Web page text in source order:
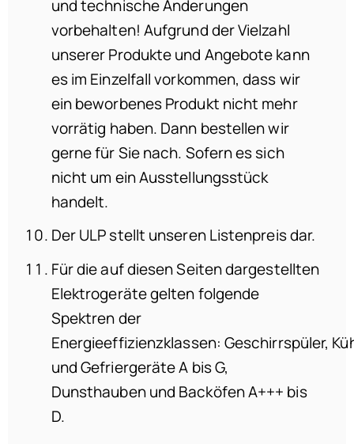
und technische Änderungen
vorbehalten! Aufgrund der Vielzahl
unserer Produkte und Angebote kann
es im Einzelfall vorkommen, dass wir
ein beworbenes Produkt nicht mehr
vorrätig haben. Dann bestellen wir
gerne für Sie nach. Sofern es sich
nicht um ein Ausstellungsstück
handelt.
Der ULP stellt unseren Listenpreis dar.
Für die auf diesen Seiten dargestellten
Elektrogeräte gelten folgende
Spektren der
Energieeffizienzklassen: Geschirrspüler,
und Gefriergeräte A bis G,
Dunsthauben und Backöfen A+++ bis
D.